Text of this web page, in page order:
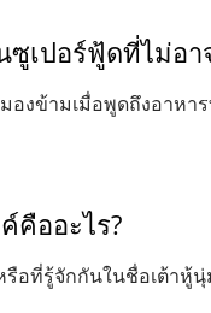
ซูเปอร์ฟู้ดที่ไม่อ
องข้ามเมื่อพูดถึงอาห
คืออะไร?
รือที่รู้จักกันในชื่อเต้าหู้